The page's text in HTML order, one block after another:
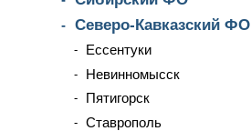
Северо-Кавказский ФО
Ессентуки
Невинномысск
Пятигорск
Ставрополь